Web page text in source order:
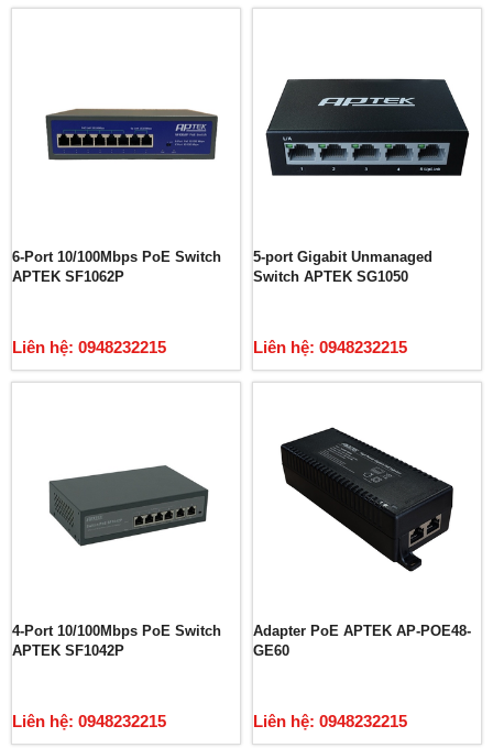
6-Port 10/100Mbps PoE Switch
APTEK SF1062P
Liên hệ: 0948232215
5-port Gigabit Unmanaged
Switch APTEK SG1050
Liên hệ: 0948232215
4-Port 10/100Mbps PoE Switch
APTEK SF1042P
Liên hệ: 0948232215
Adapter PoE APTEK AP-POE48-
GE60
Liên hệ: 0948232215